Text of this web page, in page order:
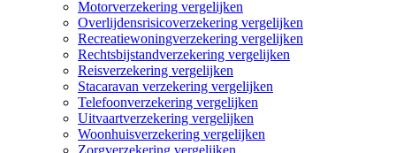
Motorverzekering vergelijken
Overlijdensrisicoverzekering vergelijken
Recreatiewoningverzekering vergelijken
Rechtsbijstandverzekering vergelijken
Reisverzekering vergelijken
Stacaravan verzekering vergelijken
Telefoonverzekering vergelijken
Uitvaartverzekering vergelijken
Woonhuisverzekering vergelijken
Zorgverzekering vergelijken